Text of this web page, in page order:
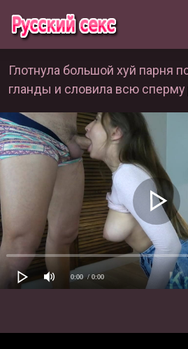
Глотнула большой хуй парня
гланды и словила всю сперму
0:00 / 0:00